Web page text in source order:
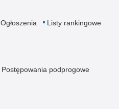
Ogłoszenia
Listy rankingowe
Postępowania podprogowe